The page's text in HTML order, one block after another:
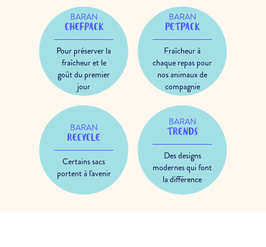
BARAN
CHEFPACK
Pour préserver la
fraîcheur et le
goût du premier
jour
BARAN
PETPACK
Fraîcheur à
chaque repas pour
nos animaux de
compagnie
BARAN
RECYCLE
Certains sacs
portent à l'avenir
BARAN
TRENDS
Des designs
modernes qui font
la différence